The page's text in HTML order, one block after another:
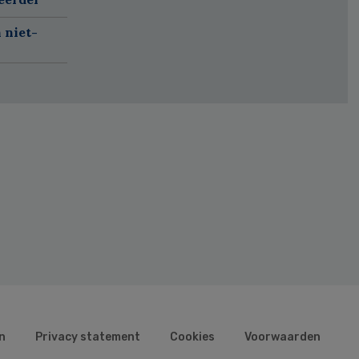
niet-
Privacy statement Cookies Voorwaarden